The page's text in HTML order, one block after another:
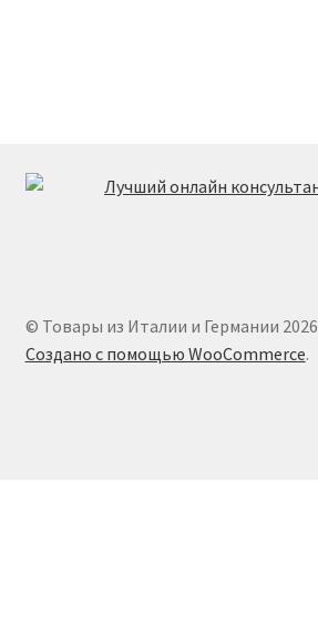
© Товары из Италии и Германии 2026
Создано с помощью WooCommerce.